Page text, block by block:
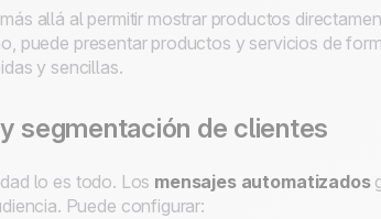
allá al permitir mostrar productos
puede presentar productos y servicios de
y sencillas.
segmentación de clientes
lo es todo. Los mensajes automatizados
Puede configurar: